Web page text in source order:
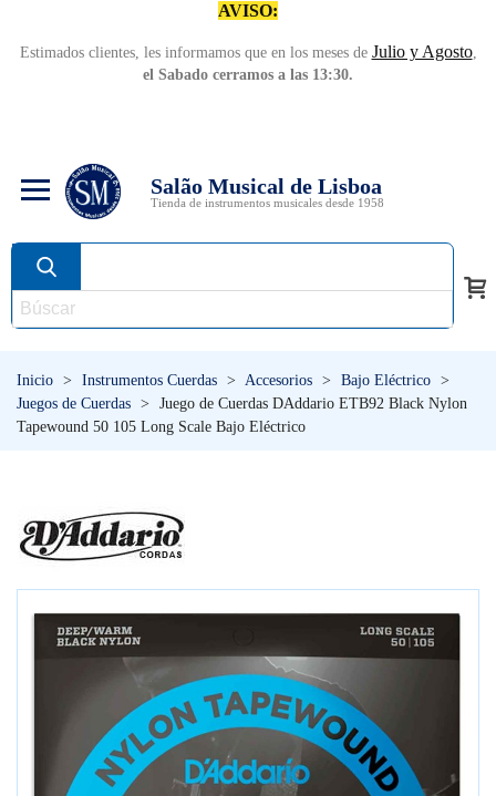
AVISO:
Estimados clientes, les informamos que en los meses de Julio y Agosto,
el Sabado cerramos a las 13:30.
Salão Musical de Lisboa
Tienda de instrumentos musicales desde 1958
Inicio > Instrumentos Cuerdas > Accesorios > Bajo Eléctrico >
Juegos de Cuerdas >
Juego de Cuerdas DAddario ETB92 Black Nylon
Tapewound 50 105 Long Scale Bajo Eléctrico